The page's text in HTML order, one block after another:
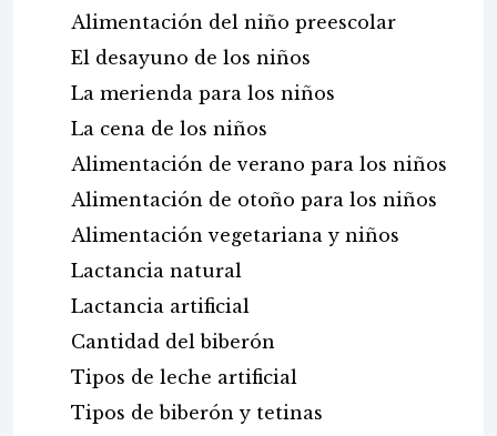
Alimentación del niño preescolar
El desayuno de los niños
La merienda para los niños
La cena de los niños
Alimentación de verano para los niños
Alimentación de otoño para los niños
Alimentación vegetariana y niños
Lactancia natural
Lactancia artificial
Cantidad del biberón
Tipos de leche artificial
Tipos de biberón y tetinas